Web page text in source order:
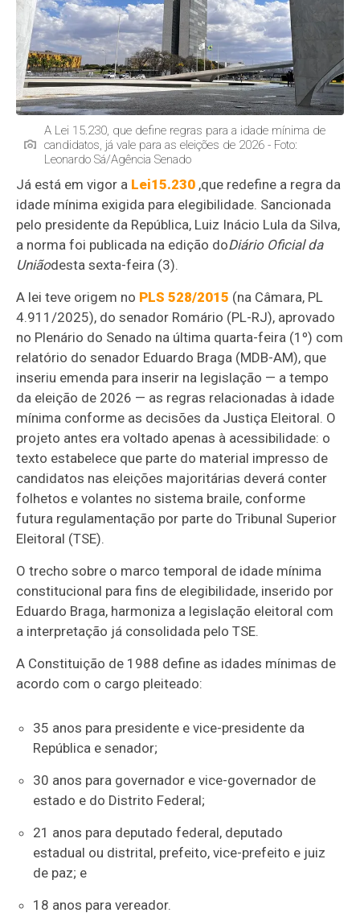
A Lei 15.230, que define regras para a idade mínima de
candidatos, já vale para as eleições de 2026 - Foto:
Leonardo Sá/Agência Senado
Já está em vigor a Lei15.230 ,que redefine a regra da
idade mínima exigida para elegibilidade. Sancionada
pelo presidente da República, Luiz Inácio Lula da Silva,
a norma foi publicada na edição doDiário Oficial da
Uniãodesta sexta-feira (3).
A lei teve origem no PLS 528/2015 (na Câmara, PL
4.911/2025), do senador Romário (PL-RJ), aprovado
no Plenário do Senado na última quarta-feira (1º) com
relatório do senador Eduardo Braga (MDB-AM), que
inseriu emenda para inserir na legislação — a tempo
da eleição de 2026 — as regras relacionadas à idade
mínima conforme as decisões da Justiça Eleitoral. O
projeto antes era voltado apenas à acessibilidade: o
texto estabelece que parte do material impresso de
candidatos nas eleições majoritárias deverá conter
folhetos e volantes no sistema braile, conforme
futura regulamentação por parte do Tribunal Superior
Eleitoral (TSE).
O trecho sobre o marco temporal de idade mínima
constitucional para fins de elegibilidade, inserido por
Eduardo Braga, harmoniza a legislação eleitoral com
a interpretação já consolidada pelo TSE.
A Constituição de 1988 define as idades mínimas de
acordo com o cargo pleiteado:
35 anos para presidente e vice-presidente da
República e senador;
30 anos para governador e vice-governador de
estado e do Distrito Federal;
21 anos para deputado federal, deputado
estadual ou distrital, prefeito, vice-prefeito e juiz
de paz; e
18 anos para vereador.